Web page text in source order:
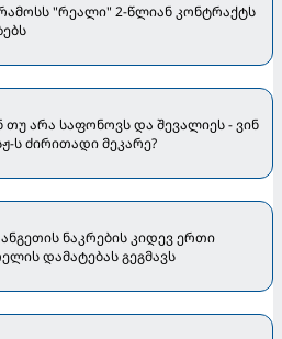
"რეალი" 2-წლიან კონტრაქტს
თუ არა საფონოვს და შევალიეს - ვინ
ს ძირითადი მეკარე?
ნაკრების კიდევ ერთი
დამატებას გეგმავს